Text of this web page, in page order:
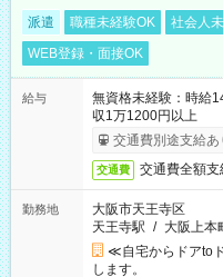
派遣 職種未経験OK 社会人
WEB登録・面接OK
給与
無資格未経験：時
収1万1200円以上
交通費別途支給あ
交通費 交通費全額支
勤務地
大阪市天王寺区
天王寺駅 / 大阪上本
≪自宅からドアto
します。